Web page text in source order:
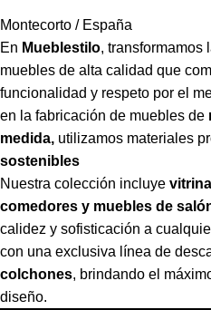
Montecorto / España
En Mueblestilo, transformamos
muebles de alta calidad que
funcionalidad y respeto por el
en la fabricación de muebles de
medida, utilizamos materiales
sostenibles
Nuestra colección incluye
comedores y muebles de
calidez y sofisticación a
con una exclusiva línea de
colchones, brindando el
diseño.